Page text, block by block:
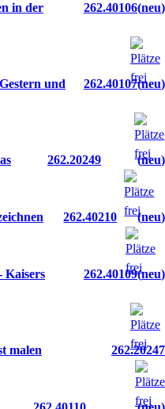
in der
262.40106 neu
und
262.40107 neu
262.20249
neu
262.40210
neu
Kaisers
262.40109 neu
malen
262.20247